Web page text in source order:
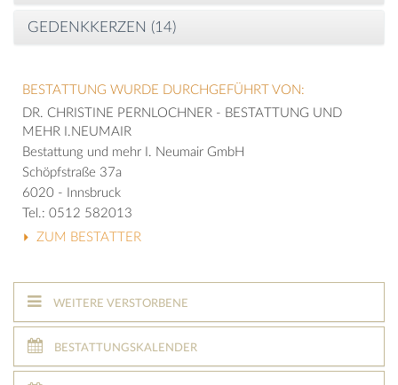
GEDENKKERZEN (14)
BESTATTUNG WURDE DURCHGEFÜHRT VON:
DR. CHRISTINE PERNLOCHNER - BESTATTUNG UND
MEHR I.NEUMAIR
Bestattung und mehr I. Neumair GmbH
Schöpfstraße 37a
6020 - Innsbruck
Tel.: 0512 582013
ZUM BESTATTER
WEITERE VERSTORBENE
BESTATTUNGSKALENDER